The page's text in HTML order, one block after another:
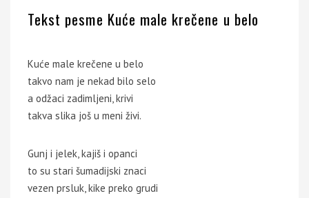
Tekst pesme Kuće male krečene u belo
Kuće male krečene u belo
takvo nam je nekad bilo selo
a odžaci zadimljeni, krivi
takva slika još u meni živi.
Gunj i jelek, kajiš i opanci
to su stari šumadijski znaci
vezen prsluk, kike preko grudi